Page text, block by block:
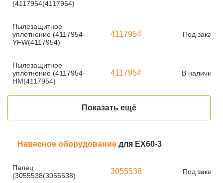
(4117954(4117954)
Пылезащитное
уплотнение (4117954-
YFW(4117954)
4117954 Под заказ
Пылезащитное
уплотнение (4117954-
HM(4117954)
4117954 В наличии
Показать ещё
Навесное оборудование для EX60-3
Палец
(3055538(3055538)
3055538 Под заказ